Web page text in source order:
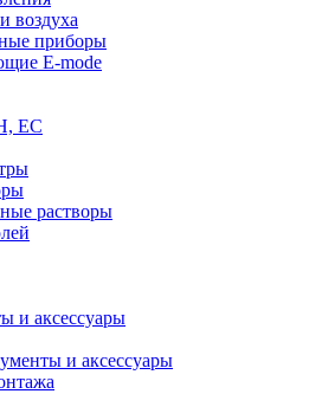
воздуха
приборы
E-mode
EC
растворы
и аксессуары
и аксессуары